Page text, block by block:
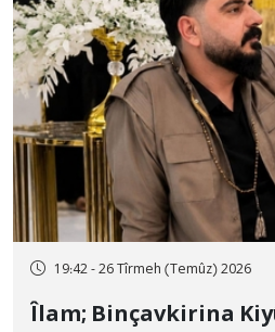
19:42 - 26 Tîrmeh (Temûz) 2026
Îlam; Binçavkirina